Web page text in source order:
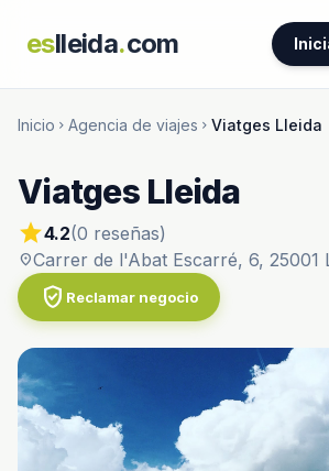
eslleida.com
Inicio chevron_right Agencia de viajes chevron_right Viatges Lleida
Viatges Lleida
star4.2(0 reseñas)
location_onCarrer de l'Abat Escarré, 6, 25001
verified_user Reclamar negocio